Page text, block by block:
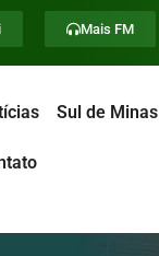
Mais FM
Sul de Minas